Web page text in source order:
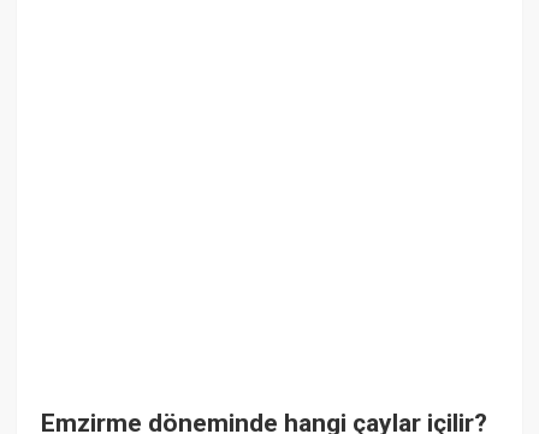
Emzirme döneminde hangi çaylar içilir?